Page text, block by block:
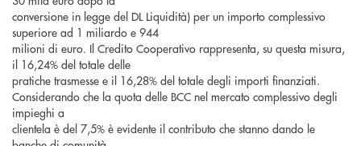
conversione in legge del DL Liquidità) per un importo complessivo
superiore ad 1 miliardo e 944
milioni di euro. Il Credito Cooperativo rappresenta, su questa misura,
il 16,24% del totale delle
pratiche trasmesse e il 16,28% del totale degli importi finanziati.
Considerando che la quota delle BCC nel mercato complessivo degli
impieghi a
clientela è del 7,5% è evidente il contributo che stanno dando le